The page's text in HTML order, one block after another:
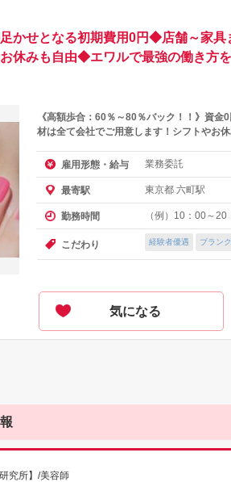
かせとなる初期費用0円◆店舗～家
休みも自由◆エワルで最強の働き方
《高額歩合：60％～80％バック！！》資
材は全て会社でご用意します！シフトやお
雇用形態・給与 業務委託
最寄駅 東京都 六町駅
勤務時間 （例）10：00～
こだわり 経験者優遇 ブラン
気になる
究所】/美容師